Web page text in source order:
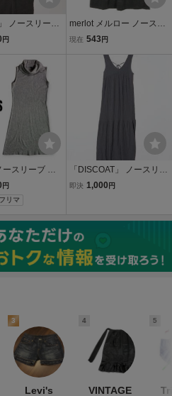
ノースリーブ
FREE チャコ
円
merlot メルロー ノースリ
ーブ ロングワンピース F
現在 543 円
ースリーブ タ
ク ニットワン
ー size Free
円
リマ
「DISCOAT」 ノースリー
ブワンピース FREE グレ
即決 1,000 円
3
Levi's
4
VINTAGE
5